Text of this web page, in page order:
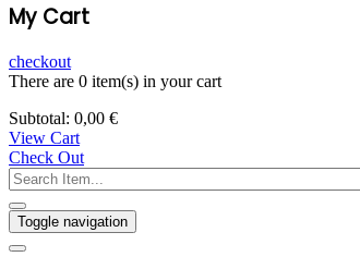
My Cart
checkout
There are 0 item(s) in your cart
Subtotal: 0,00 €
View Cart
Check Out
Toggle navigation